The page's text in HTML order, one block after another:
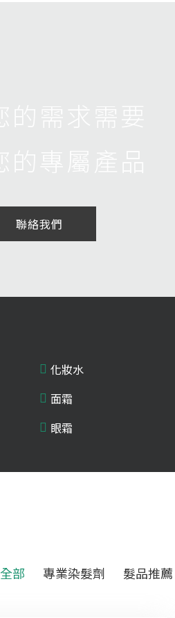
聯絡我們
化妝水
面霜
眼霜
全部 專業染髮劑 髮品推薦